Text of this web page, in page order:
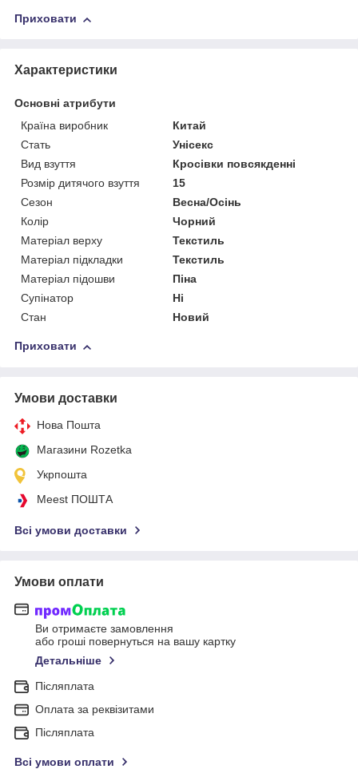
Приховати
Характеристики
Основні атрибути
Країна виробник
Китай
Стать
Унісекс
Вид взуття
Кросівки повсякденні
Розмір дитячого взуття
15
Сезон
Весна/Осінь
Колір
Чорний
Матеріал верху
Текстиль
Матеріал підкладки
Текстиль
Матеріал підошви
Піна
Супінатор
Ні
Стан
Новий
Приховати
Умови доставки
Нова Пошта
Магазини Rozetka
Укрпошта
Meest ПОШТА
Всі умови доставки
Умови оплати
Ви отримаєте замовлення
або гроші повернуться на вашу картку
Детальніше
Післяплата
Оплата за реквізитами
Післяплата
Всі умови оплати